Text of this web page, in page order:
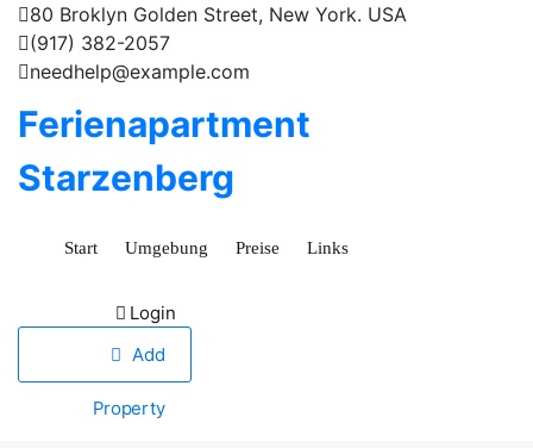
80 Broklyn Golden Street, New York. USA
(917) 382-2057
needhelp@example.com
Ferienapartment
Starzenberg
Start Umgebung Preise Links
Login
Add
Property